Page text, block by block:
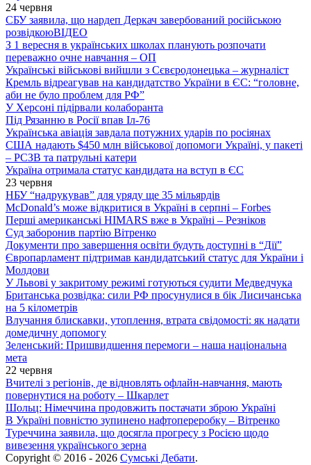
24 червня
СБУ заявила, що нардеп Деркач завербований російською
розвідкоюВІДЕО
З 1 вересня в українських школах планують розпочати
переважно очне навчання – ОП
Українські військові вийшли з Сєвєродонецька – журналіст
Кремль відреагував на кандидатство України в ЄС: “головне,
аби не було проблем для РФ”
У Херсоні підірвали колаборанта
Під Рязанню в Росії впав Іл-76
Українська авіація завдала потужних ударів по росіянах
США надають $450 млн військової допомоги Україні, у пакеті
– РСЗВ та патрульні катери
Україна отримала статус кандидата на вступ в ЄС
23 червня
НБУ “надрукував” для уряду ще 35 мільярдів
McDonald’s може відкритися в Україні в серпні – Forbes
Перші американські HIMARS вже в Україні – Резніков
Суд заборонив партію Вітренко
Документи про завершення освіти будуть доступні в “Дії”
Європарламент підтримав кандидатський статус для України і
Молдови
У Львові у закритому режимі готуються судити Медведчука
Британська розвідка: сили РФ просунулися в бік Лисичанська
на 5 кілометрів
Влучання блискавки, утоплення, втрата свідомості: як надати
домедичну допомогу
Зеленський: Пришвидшення перемоги – наша національна
мета
22 червня
Вчителі з регіонів, де відновлять офлайн-навчання, мають
повернутися на роботу – Шкарлет
Шольц: Німеччина продовжить постачати зброю Україні
В Україні повністю зупинено нафтопереробку – Вітренко
Туреччина заявила, що досягла прогресу з Росією щодо
вивезення українського зерна
Copyright © 2016 - 2026 Сумські Дебати.